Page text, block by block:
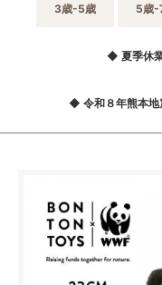
3歳-5歳 5歳-
◆ 夏季休
◆ 令和８年熊本地